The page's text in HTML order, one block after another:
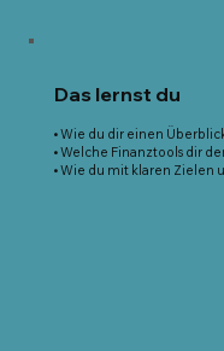
Das lernst du
• Wie du dir einen
• Welche Finanztools dir
• Wie du mit klaren